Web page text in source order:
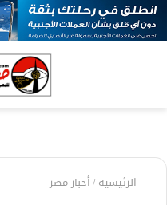
الرئيسية/أخبار مصر